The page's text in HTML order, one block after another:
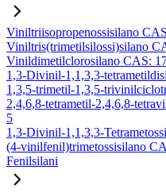
Viniltriisopropenossisilano
Viniltris(trimetilsilossi)silano
Vinildimetilclorosilano CAS:
1,3-Divinil-1,1,3,3-
1,3,5-trimetil-1,3,5-
2,4,6,8-tetrametil-2,4,6,8-
5
1,3-Divinil-1,1,3,3-
(4-vinilfenil)trimetossisilano
Fenilsilani